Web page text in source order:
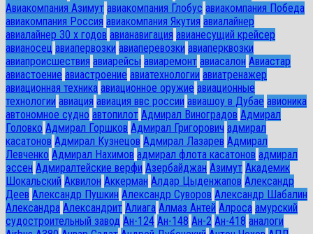
Авиакомпания Азимут авиакомпания Глобус авиакомпания Победа
авиакомпания Россия авиакомпания Якутия авиалайнер
авиалайнер 30 х годов авианавигация авианесущий крейсер
авианосец авиапервозки авиаперевозки авиаперквозки
авиапроисшествия авиарейсы авиаремонт авиасалон Авиастар
авиастоение авиастроение авиатехнологии авиатренажер
авиационная техника авиационное оружие авиационные
технологии авиация авиация ввс россии авиашоу в Дубае авионика
автономное судно автопилот Адмирал Виноградов Адмирал
Головко Адмирал Горшков Адмирал Григорович адмирал
касатонов Адмирал Кузнецов Адмирал Лазарев Адмирал
Левченко Адмирал Нахимов адмирал флота касатонов адмирал
эссен Адмиралтейские верфи Азербайджан Азимут Академик
Шокальский Аквилон Аккерман Алдар Цыденжапов Александр
Деев Александр Пушкин Александр Суворов Александр Шабалин
Александра Александрит Алиага Алмаз Антей Алроса амурский
судостроительный завод Ан-124 Ан-148 Ан-2 Ан-418 аналоги